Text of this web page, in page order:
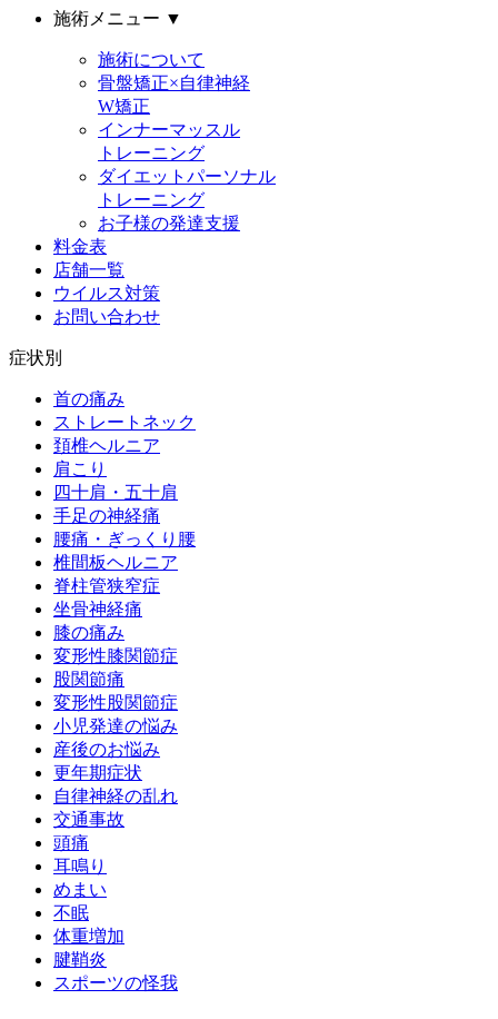
施術メニュー ▼
施術について
骨盤矯正×自律神経
W矯正
インナーマッスル
トレーニング
ダイエットパーソナル
トレーニング
お子様の発達支援
料金表
店舗一覧
ウイルス対策
お問い合わせ
症状別
首の痛み
ストレートネック
頚椎ヘルニア
肩こり
四十肩・五十肩
手足の神経痛
腰痛・ぎっくり腰
椎間板ヘルニア
脊柱管狭窄症
坐骨神経痛
膝の痛み
変形性膝関節症
股関節痛
変形性股関節症
小児発達の悩み
産後のお悩み
更年期症状
自律神経の乱れ
交通事故
頭痛
耳鳴り
めまい
不眠
体重増加
腱鞘炎
スポーツの怪我